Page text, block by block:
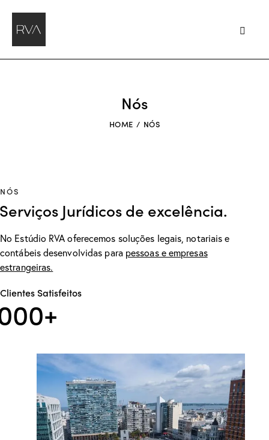
Nós
HOME NÓS
NÓS
Serviços Jurídicos de excelência.
No Estúdio RVA oferecemos soluções legais, notariais e
contábeis desenvolvidas para pessoas e empresas
estrangeiras.
Clientes Satisfeitos
00+